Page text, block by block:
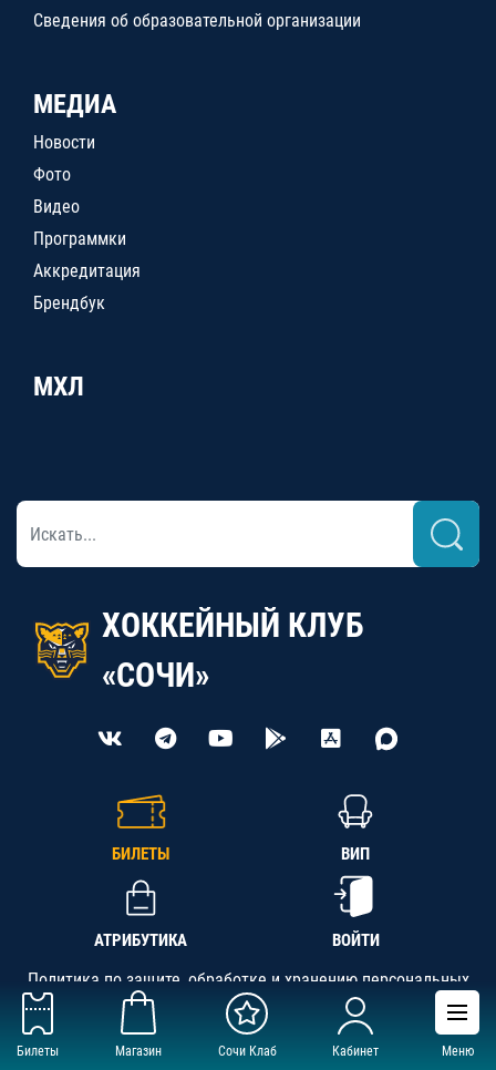
Билеты Магазин Сочи Клаб Кабинет Меню
Сведения об образовательной организации
МЕДИА
Новости
Фото
Видео
Программки
Аккредитация
Брендбук
МХЛ
ХОККЕЙНЫЙ КЛУБ
«СОЧИ»
БИЛЕТЫ ВИП
АТРИБУТИКА ВОЙТИ
Политика по защите, обработке и хранению персональных
данных
АНО «СК «Кубань-Регион», ОГРН 1142300002349,